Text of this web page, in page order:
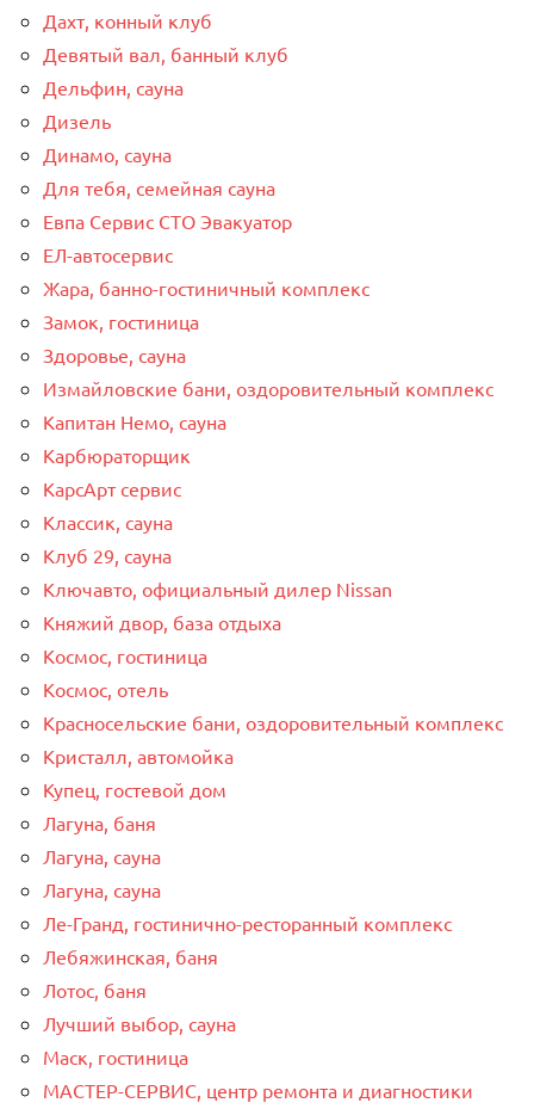
Дахт, конный клуб
Девятый вал, банный клуб
Дельфин, сауна
Дизель
Динамо, сауна
Для тебя, семейная сауна
Евпа Сервис СТО Эвакуатор
ЕЛ-автосервис
Жара, банно-гостиничный комплекс
Замок, гостиница
Здоровье, сауна
Измайловские бани, оздоровительный комплекс
Капитан Немо, сауна
Карбюраторщик
КарсАрт сервис
Классик, сауна
Клуб 29, сауна
Ключавто, официальный дилер Nissan
Княжий двор, база отдыха
Космос, гостиница
Космос, отель
Красносельские бани, оздоровительный комплекс
Кристалл, автомойка
Купец, гостевой дом
Лагуна, баня
Лагуна, сауна
Лагуна, сауна
Ле-Гранд, гостинично-ресторанный комплекс
Лебяжинская, баня
Лотос, баня
Лучший выбор, сауна
Маск, гостиница
МАСТЕР-СЕРВИС, центр ремонта и диагностики